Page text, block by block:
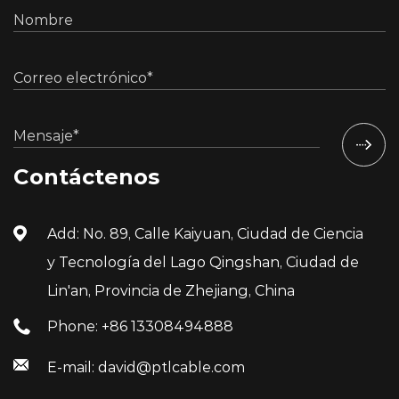
Ha introducido 2 líneas de producción de
Austria. un analizador de red americano Agilent, 3
de soldadura por arco de argón avanzadas a
nivel nacional, 135 máquinas de tejer de alta
de producción anual de 500.000 kilómetros. Es
un importante fabricante de la industria de
cables de Zhejiang y la unidad presidenta
Alambres de Lin'an.
Con la implementación de la Estrategia Nacional
Contáctenos
Add: No. 89, Calle Kaiyuan, Ciudad de Ciencia
y Tecnología del Lago Qingshan, Ciudad de
Lin'an, Provincia de Zhejiang, China
Phone: +86 13308494888
E-mail: david@ptlcable.com